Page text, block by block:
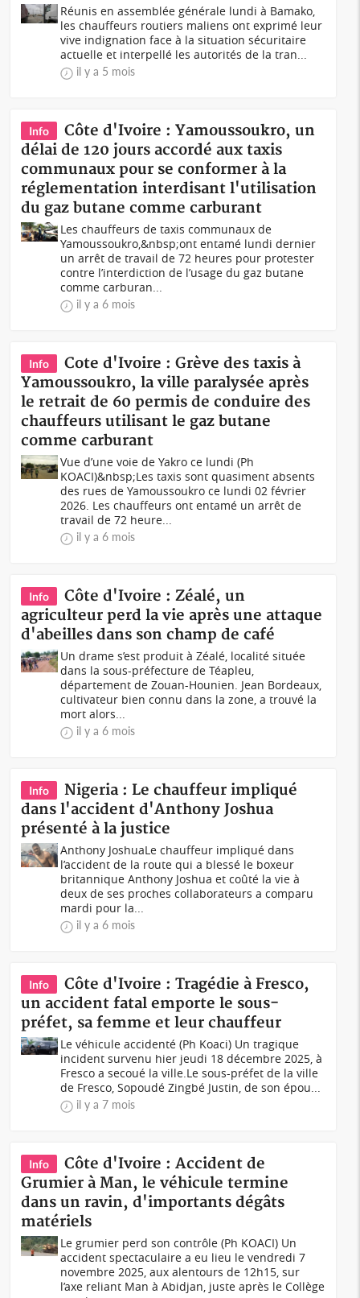
Réunis en assemblée générale lundi à Bamako,
les chauffeurs routiers maliens ont exprimé leur
vive indignation face à la situation sécuritaire
actuelle et interpellé les autorités de la tran...
il y a 5 mois
Info
Côte d'Ivoire : Yamoussoukro, un
délai de 120 jours accordé aux taxis
communaux pour se conformer à la
réglementation interdisant l'utilisation
du gaz butane comme carburant
Les chauffeurs de taxis communaux de
Yamoussoukro,&nbsp;ont entamé lundi dernier
un arrêt de travail de 72 heures pour protester
contre l’interdiction de l’usage du gaz butane
comme carburan...
il y a 6 mois
Info
Cote d'Ivoire : Grève des taxis à
Yamoussoukro, la ville paralysée après
le retrait de 60 permis de conduire des
chauffeurs utilisant le gaz butane
comme carburant
Vue d’une voie de Yakro ce lundi (Ph
KOACI)&nbsp;Les taxis sont quasiment absents
des rues de Yamoussoukro ce lundi 02 février
2026. Les chauffeurs ont entamé un arrêt de
travail de 72 heure...
il y a 6 mois
Info
Côte d'Ivoire : Zéalé, un
agriculteur perd la vie après une attaque
d'abeilles dans son champ de café
Un drame s’est produit à Zéalé, localité située
dans la sous-préfecture de Téapleu,
département de Zouan-Hounien. Jean Bordeaux,
cultivateur bien connu dans la zone, a trouvé la
mort alors...
il y a 6 mois
Info
Nigeria : Le chauffeur impliqué
dans l'accident d'Anthony Joshua
présenté à la justice
Anthony JoshuaLe chauffeur impliqué dans
l’accident de la route qui a blessé le boxeur
britannique Anthony Joshua et coûté la vie à
deux de ses proches collaborateurs a comparu
mardi pour la...
il y a 6 mois
Info
Côte d'Ivoire : Tragédie à Fresco,
un accident fatal emporte le sous-
préfet, sa femme et leur chauffeur
Le véhicule accidenté (Ph Koaci) Un tragique
incident survenu hier jeudi 18 décembre 2025, à
Fresco a secoué la ville.Le sous-préfet de la ville
de Fresco, Sopoudé Zingbé Justin, de son épou...
il y a 7 mois
Info
Côte d'Ivoire : Accident de
Grumier à Man, le véhicule termine
dans un ravin, d'importants dégâts
matériels
Le grumier perd son contrôle (Ph KOACI) Un
accident spectaculaire a eu lieu le vendredi 7
novembre 2025, aux alentours de 12h15, sur
l’axe reliant Man à Abidjan, juste après le Collège